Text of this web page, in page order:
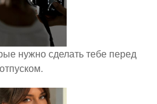
нужно сделать тебе перед
отпуском.